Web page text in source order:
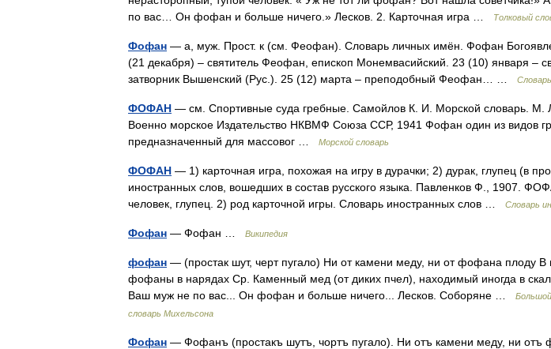
по вас… Он фофан и больше ничего.» Лесков. 2. Карточная игра …
Толковый
Фофан — а, муж. Прост. к (см. Феофан). Словарь личных имён. Фофан
(21 декабря) – святитель Феофан, епископ Монемвасийский. 23 (10) января –
затворник Вышенский (Рус.). 25 (12) марта – преподобный Феофан… …
ФОФАН — см. Спортивные суда гребные. Самойлов К. И. Морской словарь. М.
Военно морское Издательство НКВМФ Союза ССР, 1941 Фофан один из видов
предназначенный для массовог …
Морской словарь
ФОФАН — 1) карточная игра, похожая на игру в дурачки; 2) дурак, глупец (в
иностранных слов, вошедших в состав русского языка. Павленков Ф., 1907.
человек, глупец. 2) род карточной игры. Словарь иностранных слов …
Словарь
Фофан — Фофан … Википедия
фофан — (простак шут, черт пугало) Ни от камени меду, ни от фофана плоду
фофаны в нарядах Ср. Каменный мед (от диких пчел), находимый иногда в
Ваш муж не по вас... Он фофан и больше ничего... Лесков. Соборяне …
словарь Михельсона
Фофан — Фофанъ (простакъ шутъ, чортъ пугало). Ни отъ камени меду, ни отъ